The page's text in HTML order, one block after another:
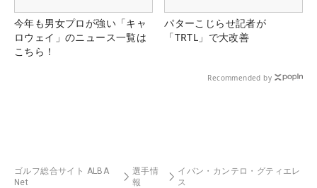
今年も男女プロが強い「キャ
ロウェイ」のニュース一覧は
こちら！
パターこじらせ記者が
「TRTL」で大改善
Recommended by
ゴルフ総合サイト ALBA
Net
選手情
報
イバン・カンテロ・グティエレ
ス